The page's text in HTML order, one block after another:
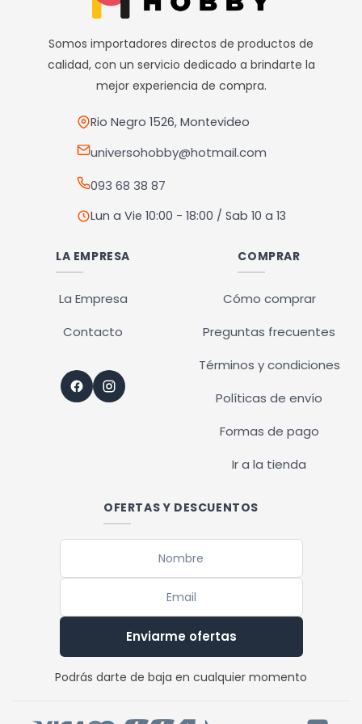
Las
opciones
se
pueden
producto
Somos importadores directos de productos de
calidad, con un servicio dedicado a brindarte la
mejor experiencia de compra.
Rio Negro 1526, Montevideo
universohobby@hotmail.com
093 68 38 87
Lun a Vie 10:00 - 18:00 / Sab 10 a 13
LA EMPRESA
La Empresa
Contacto
COMPRAR
Cómo comprar
Preguntas frecuentes
Términos y condiciones
Políticas de envío
Formas de pago
Ir a la tienda
OFERTAS Y DESCUENTOS
Enviarme ofertas
Podrás darte de baja en cualquier momento